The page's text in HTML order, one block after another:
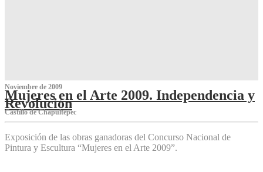
Noviembre de 2009
Mujeres en el Arte 2009. Independencia y
Revolución
Castillo de Chapultepec
Exposición de las obras ganadoras del Concurso Nacional de
Pintura y Escultura “Mujeres en el Arte 2009”.